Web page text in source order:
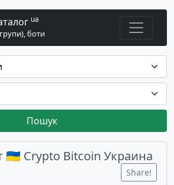
ua
боти
Пошук
🇺🇦 Crypto Bitcoin Украина
Share!